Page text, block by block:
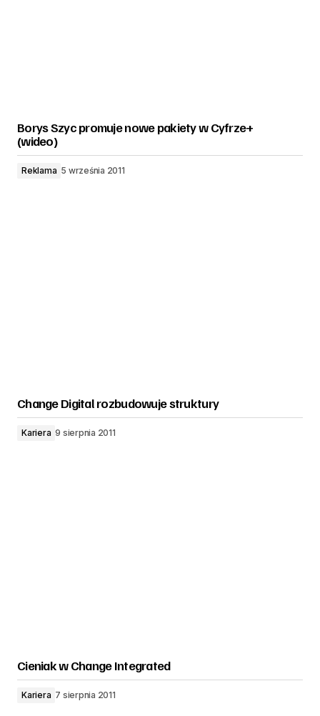
Borys Szyc promuje nowe pakiety w Cyfrze+
(wideo)
Reklama 5 września 2011
Change Digital rozbudowuje struktury
Kariera 9 sierpnia 2011
Cieniak w Change Integrated
Kariera 7 sierpnia 2011